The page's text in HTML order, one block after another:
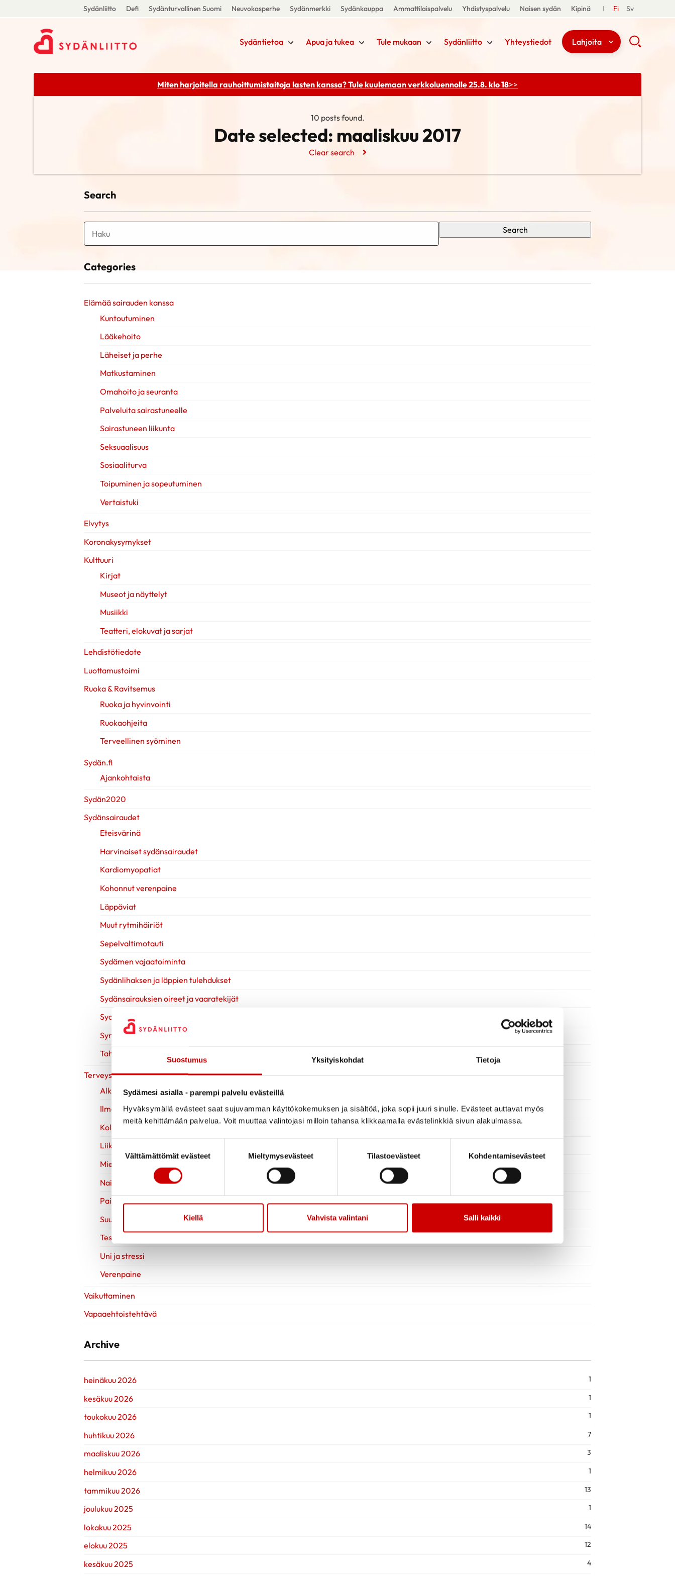
Suostumus Yksityiskohdat Tietoja
Sydämesi asialla - parempi palvelu evästeillä
Hyväksymällä evästeet saat sujuvamman käyttökokemuksen ja sisältöä, joka sopii juuri sinulle. Evästeet auttavat myös
meitä kehittämään palvelua. Voit muuttaa valintojasi milloin tahansa klikkaamalla evästelinkkiä sivun alakulmassa.
Suostumuksen valinta
Välttämättömät evästeet
Mieltymysevästeet Tilastoevästeet Kohdentamisevästeet
Kiellä Vahvista valintani Salli kaikki
Sydänliitto Defi Sydänturvallinen Suomi Neuvokasperhe Sydänmerkki Sydänkauppa Ammattilaispalvelu Yhdistyspalvelu Naisen sydän Kipinä Fi Sv
Sydäntietoa Apua ja tukea Tule mukaan Sydänliitto Yhteystiedot Lahjoita
Miten harjoitella rauhoittumistaitoja lasten kanssa? Tule kuulemaanverkkoluennolle 25.8. klo 18>>
10 posts found.
Date selected: maaliskuu 2017
Clear search
Search
Search
Categories
Elämää sairauden kanssa
Kuntoutuminen
Lääkehoito
Läheiset ja perhe
Matkustaminen
Omahoito ja seuranta
Palveluita sairastuneelle
Sairastuneen liikunta
Seksuaalisuus
Sosiaaliturva
Toipuminen ja sopeutuminen
Vertaistuki
Elvytys
Koronakysymykset
Kulttuuri
Kirjat
Museot ja näyttelyt
Musiikki
Teatteri, elokuvat ja sarjat
Lehdistötiedote
Luottamustoimi
Ruoka & Ravitsemus
Ruoka ja hyvinvointi
Ruokaohjeita
Terveellinen syöminen
Sydän.fi
Ajankohtaista
Sydän2020
Sydänsairaudet
Eteisvärinä
Harvinaiset sydänsairaudet
Kardiomyopatiat
Kohonnut verenpaine
Läppäviat
Muut rytmihäiriöt
Sepelvaltimotauti
Sydämen vajaatoiminta
Sydänlihaksen ja läppien tulehdukset
Sydänsairauksien oireet ja vaaratekijät
Sydänsairauksien tutkimukset
Synnynnäiset sydänviat
Tahdistinhoito
Terveys & Hyvinvointi
Alkoholi
Ilman nikotiinia
Kolesteroli
Liikuntavinkit
Mielen hyvinvointi
Naisen sydänterveys
Painonhallinta
Suun terveys
Testit
Uni ja stressi
Verenpaine
Vaikuttaminen
Vapaaehtoistehtävä
Archive
heinäkuu 2026 1
kesäkuu 2026 1
toukokuu 2026 1
huhtikuu 2026 7
maaliskuu 2026 3
helmikuu 2026 1
tammikuu 2026 13
joulukuu 2025 1
lokakuu 2025 14
elokuu 2025 12
kesäkuu 2025 4